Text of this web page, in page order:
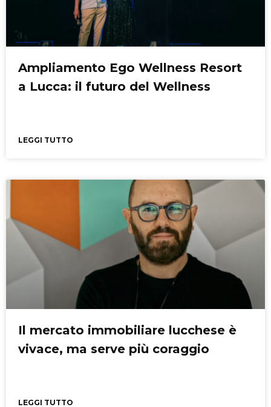
Ampliamento Ego Wellness Resort
a Lucca: il futuro del Wellness
LEGGI TUTTO
Il mercato immobiliare lucchese è
vivace, ma serve più coraggio
LEGGI TUTTO